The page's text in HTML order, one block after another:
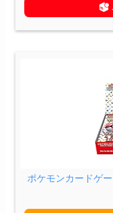
ポケモンカードゲ